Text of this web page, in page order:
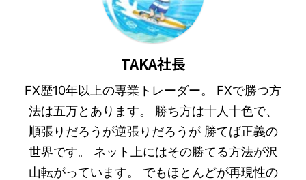
TAKA社長
FX歴10年以上の専業トレーダー。 FXで勝つ方
法は五万とあります。 勝ち方は十人十色で、
順張りだろうが逆張りだろうが 勝てば正義の
世界です。 ネット上にはその勝てる方法が沢
山転がっています。 でもほとんどが再現性の